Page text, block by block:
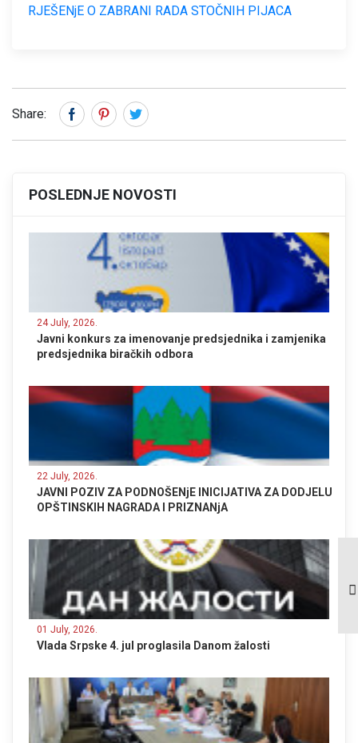
RJEŠENjE O ZABRANI RADA STOČNIH PIJACA
Share:
POSLEDNJE NOVOSTI
24 July, 2026.
Javni konkurs za imenovanje predsjednika i zamjenika
predsjednika biračkih odbora
22 July, 2026.
JAVNI POZIV ZA PODNOŠENjE INICIJATIVA ZA DODJELU
OPŠTINSKIH NAGRADA I PRIZNANjA
01 July, 2026.
Vlada Srpske 4. jul proglasila Danom žalosti
K O N K U R S za
dodjelu studentskih i
učeničkih stipendija u
2025. godini